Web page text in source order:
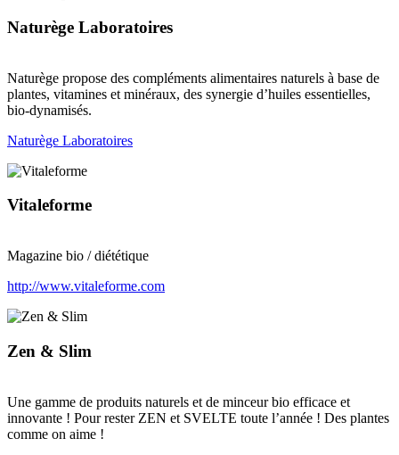
Naturège Laboratoires
Naturège propose des compléments alimentaires naturels à base de
plantes, vitamines et minéraux, des synergie d’huiles essentielles,
bio-dynamisés.
Naturège Laboratoires
Vitaleforme
Magazine bio / diététique
http://www.vitaleforme.com
Zen & Slim
Une gamme de produits naturels et de minceur bio efficace et
innovante ! Pour rester ZEN et SVELTE toute l’année ! Des plantes
comme on aime !